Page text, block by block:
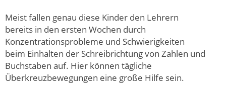
Meist fallen genau diese Kinder den Lehrern
bereits in den ersten Wochen durch
Konzentrationsprobleme und Schwierigkeiten
beim Einhalten der Schreibrichtung von Zahlen und
Buchstaben auf. Hier können tägliche
Überkreuzbewegungen eine große Hilfe sein.